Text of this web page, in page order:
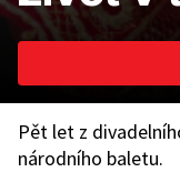
Pět let z
národního baletu.